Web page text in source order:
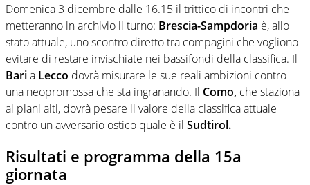
Domenica 3 dicembre dalle 16.15 il trittico di incontri che
metteranno in archivio il turno: Brescia-Sampdoria è, allo
stato attuale, uno scontro diretto tra compagini che vogliono
evitare di restare invischiate nei bassifondi della classifica. Il
Baria Lecco dovrà misurare le sue reali ambizioni contro
una neopromossa che sta ingranando. Il Como, che staziona
ai piani alti, dovrà pesare il valore della classifica attuale
contro un avversario ostico quale è il Sudtirol.
Risultati e programma della 15a
giornata